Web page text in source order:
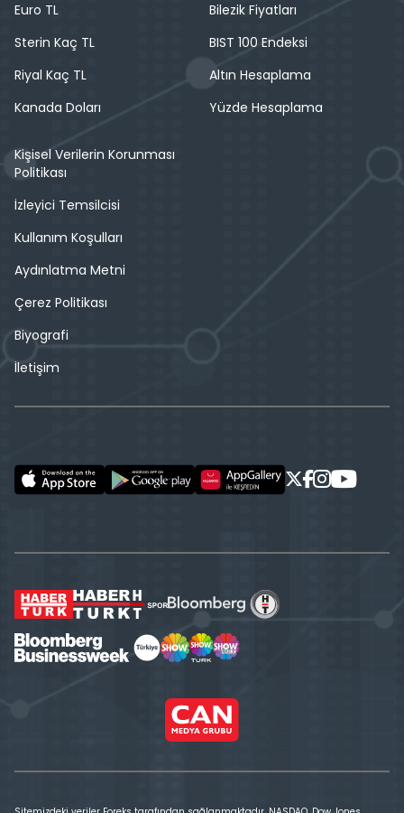
Euro TL
Sterin Kaç TL
Riyal Kaç TL
Kanada Doları
Bilezik Fiyatları
BIST 100 Endeksi
Altın Hesaplama
Yüzde Hesaplama
Kişisel Verilerin Korunması
Politikası
İzleyici Temsilcisi
Kullanım Koşulları
Aydınlatma Metni
Çerez Politikası
Biyografi
İletişim